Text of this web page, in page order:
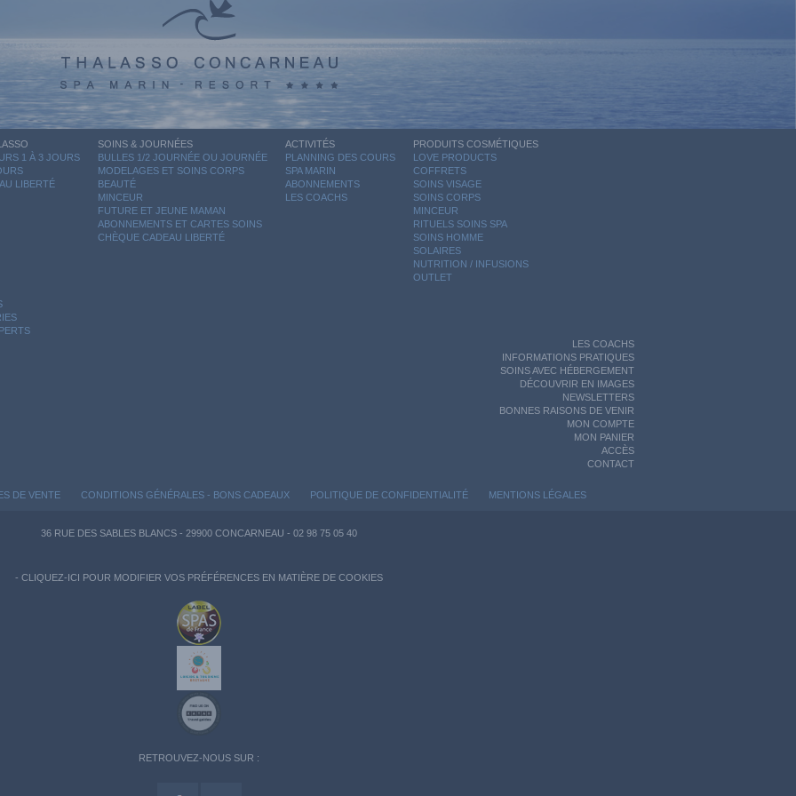
1 À 3 JOURS
LIBERTÉ
SOINS & JOURNÉES
BULLES 1/2 JOURNÉE OU JOURNÉE
MODELAGES ET SOINS CORPS
BEAUTÉ
MINCEUR
FUTURE ET JEUNE MAMAN
ABONNEMENTS ET CARTES SOINS
CHÈQUE CADEAU LIBERTÉ
ACTIVITÉS
PLANNING DES COURS
SPA MARIN
ABONNEMENTS
LES COACHS
PRODUITS COSMÉTIQUES
LOVE PRODUCTS
COFFRETS
SOINS VISAGE
SOINS CORPS
MINCEUR
RITUELS SOINS SPA
SOINS HOMME
SOLAIRES
NUTRITION / INFUSIONS
OUTLET
LES COACHS
INFORMATIONS PRATIQUES
SOINS AVEC HÉBERGEMENT
DÉCOUVRIR EN IMAGES
NEWSLETTERS
BONNES RAISONS DE VENIR
MON COMPTE
MON PANIER
ACCÈS
CONTACT
DE VENTE CONDITIONS GÉNÉRALES - BONS CADEAUX POLITIQUE DE CONFIDENTIALITÉ MENTIONS LÉGALES
36 RUE DES SABLES BLANCS - 29900 CONCARNEAU - 02 98 75 05 40
- CLIQUEZ-ICI POUR MODIFIER VOS PRÉFÉRENCES EN MATIÈRE DE COOKIES
RETROUVEZ-NOUS SUR :